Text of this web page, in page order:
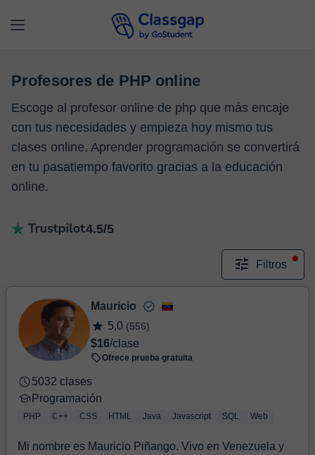
Profesores de PHP online
Escoge al profesor online de php que más encaje
con tus necesidades y empieza hoy mismo tus
clases online. Aprender programación se convertirá
en tu pasatiempo favorito gracias a la educación
online.
4.5/5
Filtros
Mauricio
5,0 (556)
$16/clase
Ofrece prueba gratuita
5032 clases
Programación
PHP C++ CSS HTML Java Javascript SQL Web
Mi nombre es Mauricio Piñango. Vivo en Venezuela y